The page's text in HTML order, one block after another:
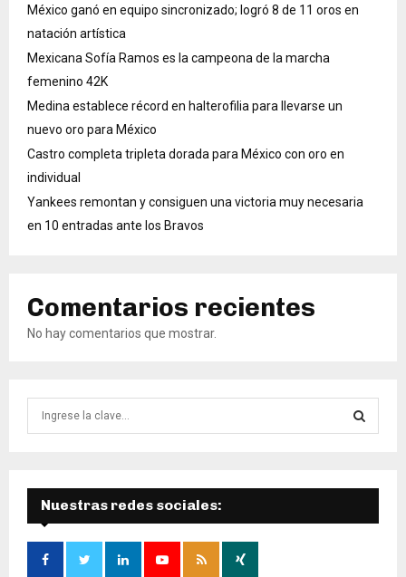
México ganó en equipo sincronizado; logró 8 de 11 oros en
natación artística
Mexicana Sofía Ramos es la campeona de la marcha
femenino 42K
Medina establece récord en halterofilia para llevarse un
nuevo oro para México
Castro completa tripleta dorada para México con oro en
individual
Yankees remontan y consiguen una victoria muy necesaria
en 10 entradas ante los Bravos
Comentarios recientes
No hay comentarios que mostrar.
d
a
Ú
S
Nuestras redes sociales: